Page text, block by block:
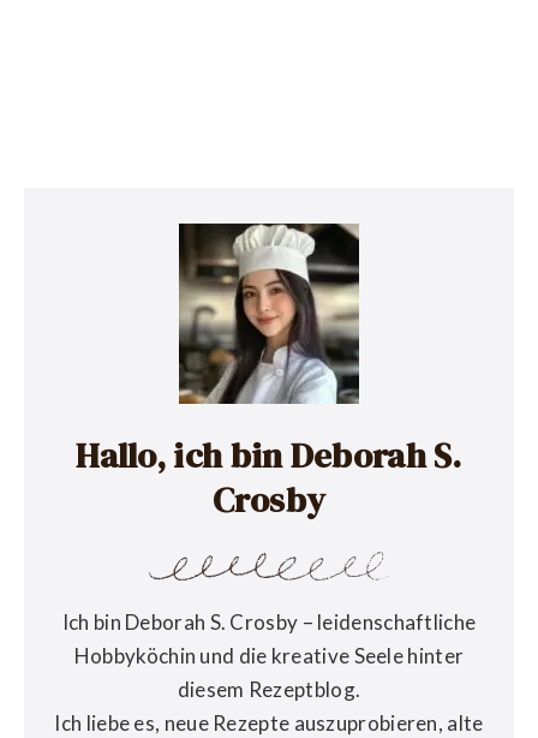
Hallo, ich bin Deborah S.
Crosby
Ich bin Deborah S. Crosby – leidenschaftliche
Hobbyköchin und die kreative Seele hinter
diesem Rezeptblog.
Ich liebe es, neue Rezepte auszuprobieren, alte